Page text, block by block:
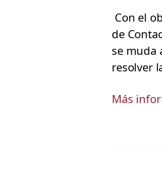
Con el
de
se muda
resolver
Más